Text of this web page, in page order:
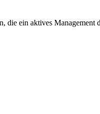
die ein aktives